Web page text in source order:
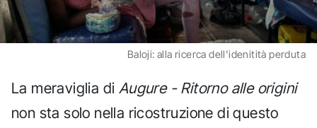
Baloji: alla ricerca dell'idenitità perduta
La meraviglia di Augure - Ritorno alle origini
non sta solo nella ricostruzione di questo